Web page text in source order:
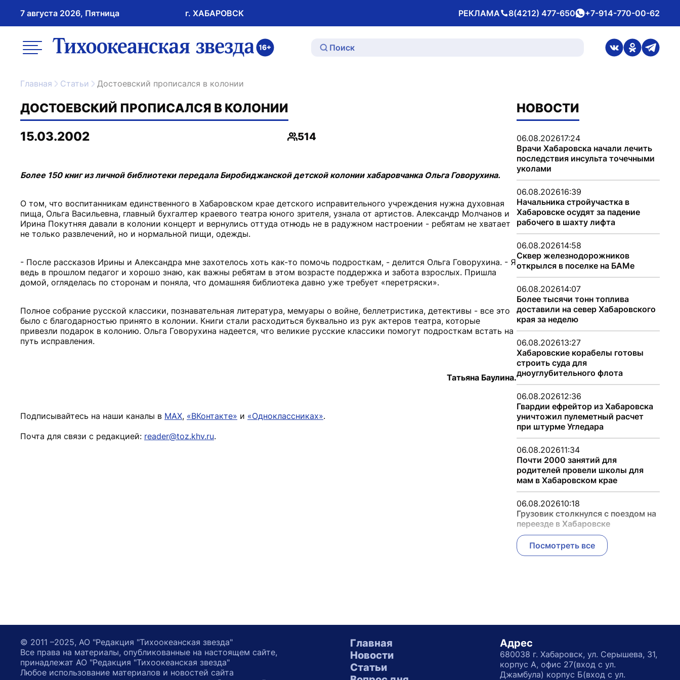
7 августа 2026, Пятница г. ХАБАРОВСК РЕКЛАМА
Телефон 8(4212) 477-650whatsApp
+7-914-770-00-62
меню ссылка на главную
ссылка на
ссылка на
Главная Статьи Достоевский прописался в колонии
ДОСТОЕВСКИЙ ПРОПИСАЛСЯ В КОЛОНИИ
15.03.2002
Просмотры
514
Более 150 книг из личной библиотеки передала Биробиджанской детской колонии хабаровчанка Ольга Говорухина.
О том, что воспитанникам единственного в Хабаровском крае детского исправительного учреждения нужна духовная
пища, Ольга Васильевна, главный бухгалтер краевого театра юного зрителя, узнала от артистов. Александр Молчанов и
Ирина Покутняя давали в колонии концерт и вернулись оттуда отнюдь не в радужном настроении - ребятам не хватает
не только развлечений, но и нормальной пищи, одежды.
- После рассказов Ирины и Александра мне захотелось хоть как-то помочь подросткам, - делится Ольга Говорухина. - Я
ведь в прошлом педагог и хорошо знаю, как важны ребятам в этом возрасте поддержка и забота взрослых. Пришла
домой, огляделась по сторонам и поняла, что домашняя библиотека давно уже требует «перетряски».
Полное собрание русской классики, познавательная литература, мемуары о войне, беллетристика, детективы - все это
было с благодарностью принято в колонии. Книги стали расходиться буквально из рук актеров театра, которые
привезли подарок в колонию. Ольга Говорухина надеется, что великие русские классики помогут подросткам встать на
путь исправления.
Татьяна Баулина.
Подписывайтесь на наши каналы в MAX, «ВКонтакте» и «Одноклассниках».
Почта для связи с редакцией: reader@toz.khv.ru.
НОВОСТИ
06.08.202617:24
Врачи Хабаровска начали лечить
последствия инсульта точечными
уколами
06.08.202616:39
Начальника стройучастка в
Хабаровске осудят за падение
рабочего в шахту лифта
06.08.202614:58
Сквер железнодорожников
открылся в поселке на БАМе
06.08.202614:07
Более тысячи тонн топлива
доставили на север Хабаровского
края за неделю
06.08.202613:27
Хабаровские корабелы готовы
строить суда для
дноуглубительного флота
06.08.202612:36
Гвардии ефрейтор из Хабаровска
уничтожил пулеметный расчет
при штурме Угледара
06.08.202611:34
Почти 2000 занятий для
родителей провели школы для
мам в Хабаровском крае
06.08.202610:18
Грузовик столкнулся с поездом на
переезде в Хабаровске
Посмотреть все
Главная
Новости
Статьи
Адрес
680038 г. Хабаровск, ул. Серышева, 31,
корпус А, офис 27(вход с ул.
Джамбула) корпус Б(вход с ул.
© 2011 –2025, АО "Редакция "Тихоокеанская звезда"
Все права на материалы, опубликованные на настоящем сайте,
принадлежат АО "Редакция "Тихоокеанская звезда"
Любое использование материалов и новостей сайта